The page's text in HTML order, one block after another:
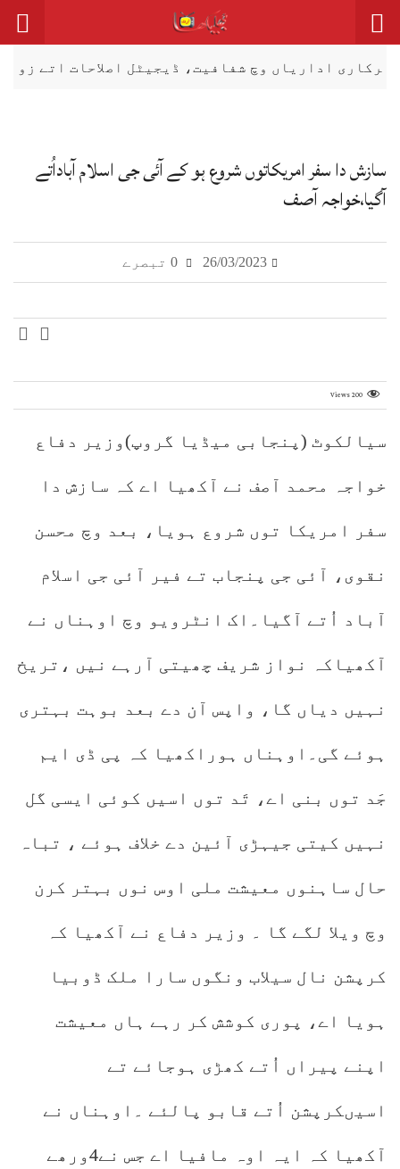
وچ شفافیت، ڈیجیٹل اصلاحات اتے زور
سازش دا سفر امریکاتوں شروع ہو کے آئی جی اسلام آباداُتے
آگیا،خواجہ آصف
26/03/2023
Views200
سیالکوٹ (پنجابی میڈیا گروپ)وزیر دفاع
خواجہ محمد آصف نے آکھیا اے کہ سازش دا
سفر امریکا توں شروع ہویا، بعد وچ محسن
نقوی، آئی جی پنجاب تے فیر آئی جی اسلام
آباد اُتے آگیا۔اک انٹرویو وچ اوہناں نے
آکھیاکہ نواز شریف چھیتی آرہے نیں ،تریخ
نہیں دیاں گا، واپس آن دے بعد بوہت بہتری
ہوئے گی۔اوہناں ہوراکھیا کہ پی ڈی ایم
جَد توں بنی اے، تَد توں اسیں کوئی ایسی گل
نہیں کیتی جیہڑی آئین دے خلاف ہوئے ، تباہ
حال ساہنوں معیشت ملی اوس نوں بہتر کرن
وچ ویلا لگے گا ۔ وزیر دفاع نے آکھیا کہ
کرپشن نال سیلاب ونگوں سارا ملک ڈوبیا
ہویا اے، پوری کوشش کر رہے ہاں معیشت
اپنے پیراں اُتے کھڑی ہوجائے تے
اسیںکرپشن اُتے قابو پالئے ۔اوہناں نے
آکھیا کہ ایہ اوہ مافیا اے جس نے4ورھے